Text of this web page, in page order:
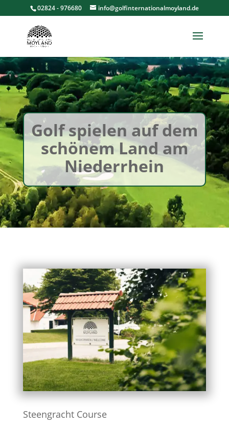
02824 - 976680 info@golfinternationalmoyland.de
Golf spielen auf dem
schönem Land am
Niederrhein
Steengracht Course